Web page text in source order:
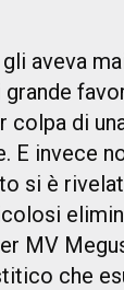
aveva
colpa di
E invece
si è
MV
che